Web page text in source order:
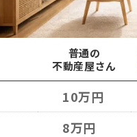
普通の
不動産屋さん
10万円
8万円